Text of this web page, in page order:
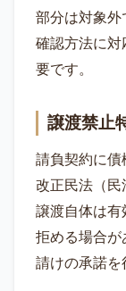
部分は対象外
確認方法に対
要です。
譲渡禁止
請負契約に債
改正民法（民
譲渡自体は有
拒める場合が
請けの承諾を